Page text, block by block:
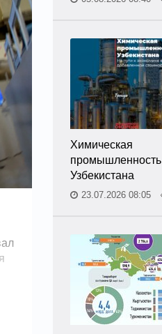
Химическая
промышленность
Узбекистана
23.07.2026 08:05